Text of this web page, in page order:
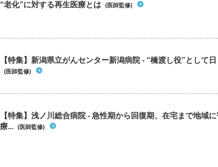
“老化”に対する再生医療とは (医師監修)
【特集】新潟県立がんセンター新潟病院 - “橋渡し役”として
(医師監修)
【特集】浅ノ川総合病院 - 急性期から回復期、在宅まで地域
療... (医師監修)